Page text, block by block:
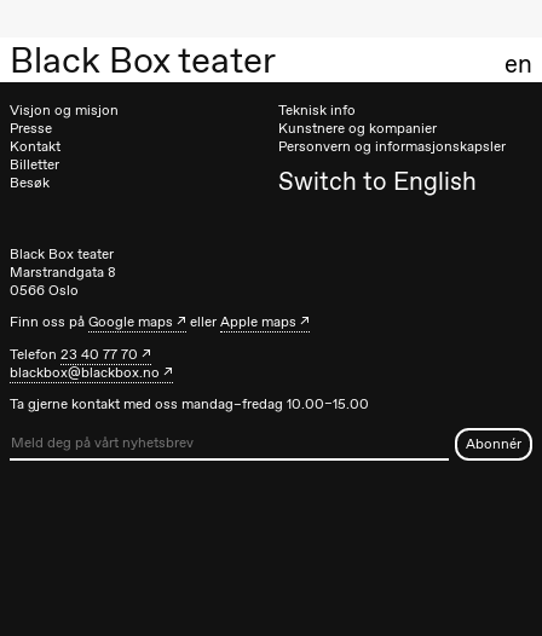
Black Box teater en
Visjon og misjon
Presse
Kontakt
Billetter
Besøk
Teknisk info
Kunstnere og kompanier
Personvern og informasjonskapsler
Switch to English
Black Box teater
Marstrandgata 8
0566 Oslo
Finn oss påGoogle maps ellerApple maps
Telefon23 40 77 70
blackbox@blackbox.no
Ta gjerne kontakt med oss mandag–fredag 10.00–15.00